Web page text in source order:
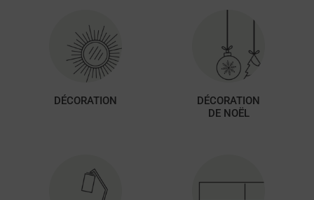
DÉCORATION
DÉCORATION
DE NOËL